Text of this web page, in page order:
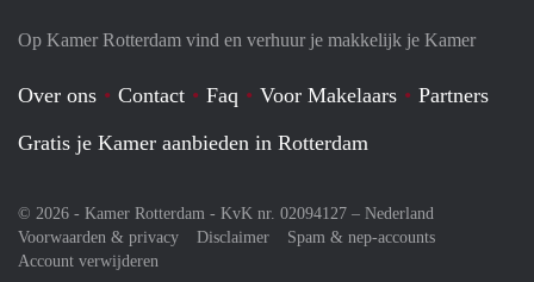
Op Kamer Rotterdam vind en verhuur je makkelijk je Kamer
Over ons Contact Faq Voor Makelaars
Partners
Gratis je Kamer aanbieden in Rotterdam
© 2026 - Kamer Rotterdam - KvK nr. 02094127 – Nederland
Voorwaarden & privacy
Disclaimer
Spam & nep-accounts
Account verwijderen